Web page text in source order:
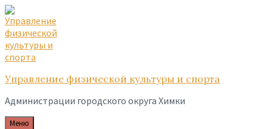
Skip
to
content
Skip
to
main
navigation
Skip
to
footer
Управление физической культуры и спорта
Администрации городского округа Химки
Меню